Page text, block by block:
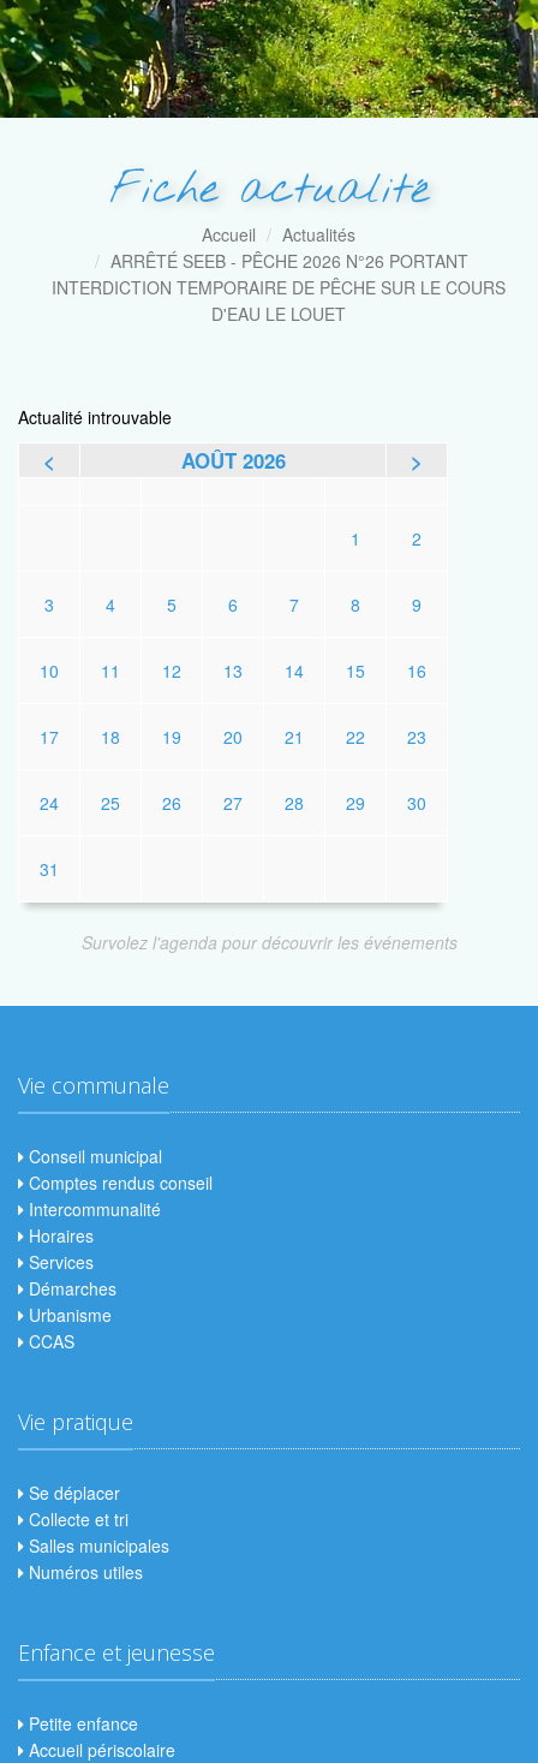
Fiche actualité
Accueil
Actualités
ARRÊTÉ SEEB - PÊCHE 2026 N°26 PORTANT
INTERDICTION TEMPORAIRE DE PÊCHE SUR LE COURS
D'EAU LE LOUET
Actualité introuvable
< AOÛT 2026 >
1
2
3 4 5 6 7 8 9
10 11 12 13 14 15 16
17 18 19 20 21 22 23
24 25 26 27 28 29 30
31
Survolez l'agenda pour découvrir les événements
Vie communale
Conseil municipal
Comptes rendus conseil
Intercommunalité
Horaires
Services
Démarches
Urbanisme
CCAS
Vie pratique
Se déplacer
Collecte et tri
Salles municipales
Numéros utiles
Enfance et jeunesse
Petite enfance
Accueil périscolaire